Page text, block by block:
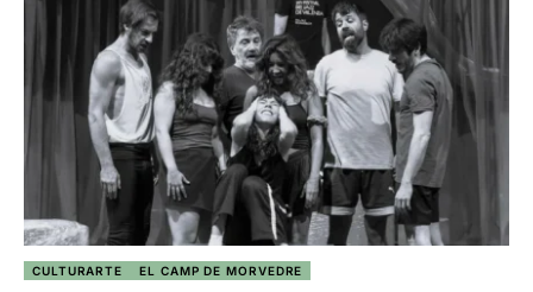
CULTURARTE EL CAMP DE MORVEDRE